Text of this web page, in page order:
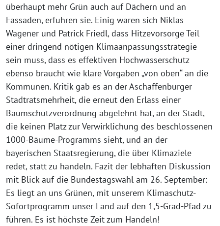
überhaupt mehr Grün auch auf Dächern und an
Fassaden, erfuhren sie. Einig waren sich Niklas
Wagener und Patrick Friedl, dass Hitzevorsorge Teil
einer dringend nötigen Klimaanpassungsstrategie
sein muss, dass es effektiven Hochwasserschutz
ebenso braucht wie klare Vorgaben „von oben“ an die
Kommunen. Kritik gab es an der Aschaffenburger
Stadtratsmehrheit, die erneut den Erlass einer
Baumschutzverordnung abgelehnt hat, an der Stadt,
die keinen Platz zur Verwirklichung des beschlossenen
1000-Bäume-Programms sieht, und an der
bayerischen Staatsregierung, die über Klimaziele
redet, statt zu handeln. Fazit der lebhaften Diskussion
mit Blick auf die Bundestagswahl am 26. September:
Es liegt an uns Grünen, mit unserem Klimaschutz-
Sofortprogramm unser Land auf den 1,5-Grad-Pfad zu
führen. Es ist höchste Zeit zum Handeln!